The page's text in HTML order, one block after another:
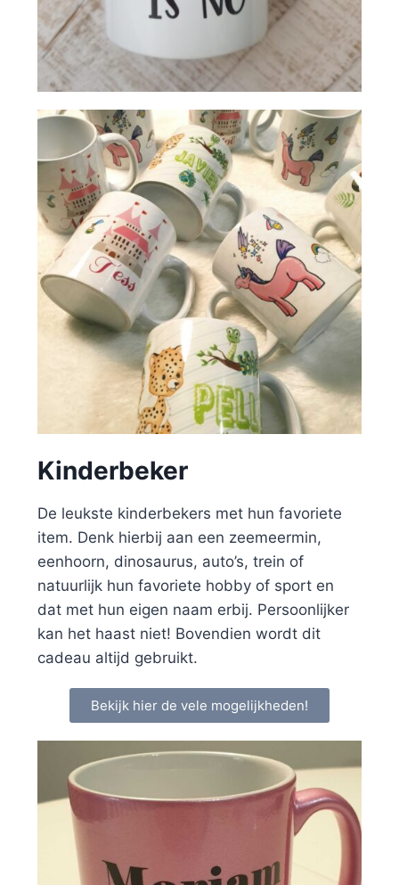
Kinderbeker
De leukste kinderbekers met hun favoriete
item. Denk hierbij aan een zeemeermin,
eenhoorn, dinosaurus, auto’s, trein of
natuurlijk hun favoriete hobby of sport en
dat met hun eigen naam erbij. Persoonlijker
kan het haast niet! Bovendien wordt dit
cadeau altijd gebruikt.
Bekijk hier de vele mogelijkheden!